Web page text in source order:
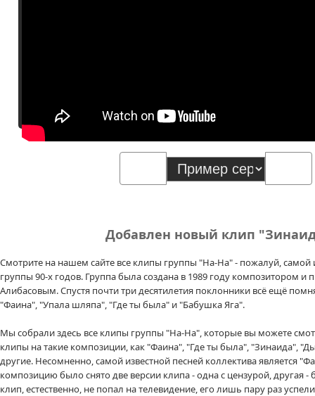
Добавлен новый клип
Смотрите на нашем сайте все клипы группы "На-На" - пожалуй, самой
группы 90-х годов. Группа была создана в 1989 году композитором
Алибасовым. Спустя почти три десятилетия поклонники всё ещё
"Фаина", "Упала шляпа", "Где ты была" и "Бабушка Яга".
Мы собрали здесь все клипы группы "На-На", которые вы можете
клипы на такие композиции, как "Фаина", "Где ты была", "Зинаида",
другие. Несомненно, самой известной песней коллектива является
композицию было снято две версии клипа - одна с цензурой, другая -
клип, естественно, не попал на телевидение, его лишь пару раз